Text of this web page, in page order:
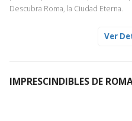
Descubra la Venecia más auténtica
local, desde la Plaza de San
del recorrido se adentrará en
Descubra Roma, la Ciudad Eterna.
MUSEOS VATICANOS Y
pinturas y otras estancias en las
apreciar algunas de las más
Ver
IMPRESCINDIBLES DE